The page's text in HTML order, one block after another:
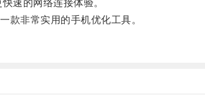
速的网络连接体验。
非常实用的手机优化工具。